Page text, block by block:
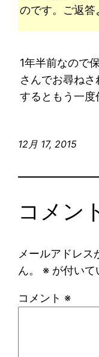
のです。ご返答
1年半前なので
さんでお尋ね
するともう一
12月 17, 2015
コメン
メールアドレス
ん。
※ が付いて
コメント ※